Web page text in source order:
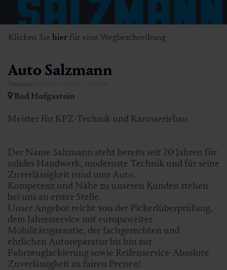
Klicken Sie hier für eine Wegbeschreibung
Auto Salzmann
Bad Hofgastein
Meister für KFZ-Technik und Karosseriebau
Der Name Salzmann steht bereits seit 20 Jahren für
solides Handwerk, modernste Technik und für seine
Zuverlässigkeit rund ums Auto.
Kompetenz und Nähe zu unseren Kunden stehen
bei uns an erster Stelle.
Unser Angebot reicht von der Pickerlüberprüfung,
dem Jahresservice mit europaweiter
Mobilitätsgarantie, der fachgerechten und
ehrlichen Autoreparatur bis hin zur
Fahrzeuglackierung sowie Reifenservice-Absolute
Zuverlässigkeit zu fairen Preisen!